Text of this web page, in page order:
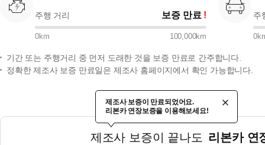
주행 거리 보증 만료
0km 100,000km
주
0
기간 또는 주행거리 중 먼저 도래한 것을 보증 만료로 간주합니다.
정확한 제조사 보증 만료일은 제조사 홈페이지에서 확인 가능합니다.
제조사 보증이 끝나도 리본카 연
제조사 보증이 만료되었어요.
리본카 연장보증을 이용해보세요!